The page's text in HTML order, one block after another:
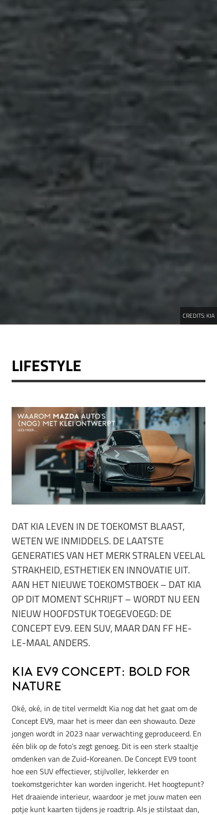
CREDITS: KIA
LIFESTYLE
DAT KIA LEVEN IN DE TOEKOMST BLAAST,
WETEN WE INMIDDELS. DE LAATSTE
GENERATIES VAN HET MERK STRALEN VEELAL
STRAKHEID, ESTHETIEK EN INNOVATIE UIT.
AAN HET NIEUWE TOEKOMSTBOEK – DAT KIA
OP DIT MOMENT SCHRIJFT – WORDT NU EEN
NIEUW HOOFDSTUK TOEGEVOEGD: DE
CONCEPT EV9. EEN SUV, MAAR DAN FF HE-
LE-MAAL ANDERS.
Kia EV9 Concept: Bold for
Nature
Oké, oké, in de titel vermeldt Kia nog dat het gaat om de
Concept EV9, maar het is meer dan een showauto. Deze
jongen wordt in 2023 naar verwachting geproduceerd. En
één blik op de foto’s zegt genoeg. Dit is een sterk staaltje
omdenken van de Zuid-Koreanen. De Concept EV9 toont
hoe een SUV effectiever, stijlvoller, lekkerder en
toekomstgerichter kan worden ingericht. Het hoogtepunt?
Het draaiende interieur, waardoor je met jouw maten een
potje kunt kaarten tijdens je roadtrip. Als je stilstaat dan,